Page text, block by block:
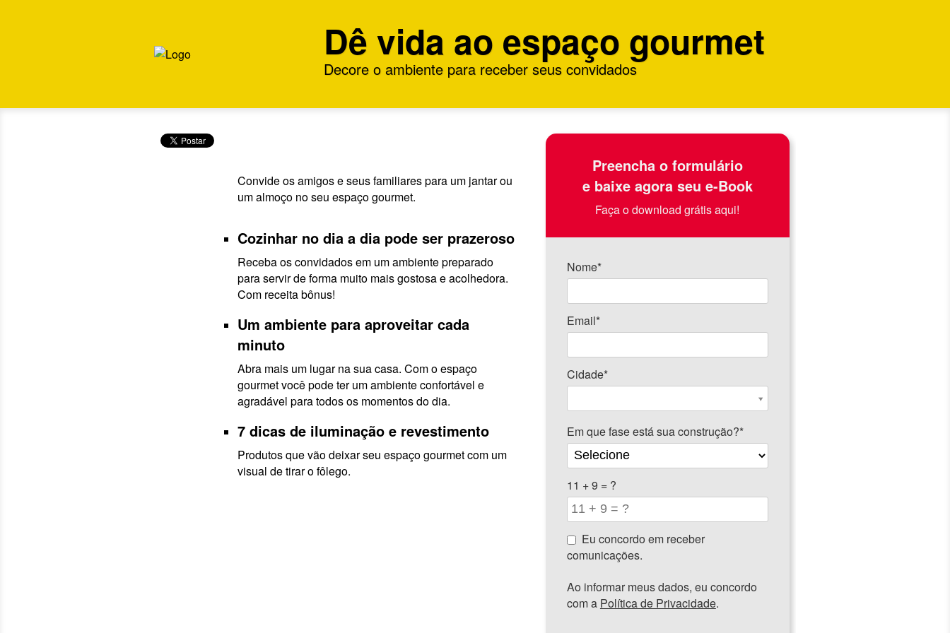
Dê vida ao espaço gourmet
Decore o ambiente para receber seus convidados
Convide os amigos e seus familiares para um jantar ou
um almoço no seu espaço gourmet.
Cozinhar no dia a dia pode ser prazeroso
Receba os convidados em um ambiente preparado
para servir de forma muito mais gostosa e acolhedora.
Com receita bônus!
Um ambiente para aproveitar cada
minuto
Abra mais um lugar na sua casa. Com o espaço
gourmet você pode ter um ambiente confortável e
agradável para todos os momentos do dia.
7 dicas de iluminação e revestimento
Produtos que vão deixar seu espaço gourmet com um
visual de tirar o fôlego.
Preencha o formulário
e baixe agora seu e-Book
Faça o download grátis aqui!
Nome*
Email*
Cidade*
Em que fase está sua construção?*
11 + 9 = ?
Eu concordo em receber
comunicações.
Ao informar meus dados, eu concordo
com a Política de Privacidade.